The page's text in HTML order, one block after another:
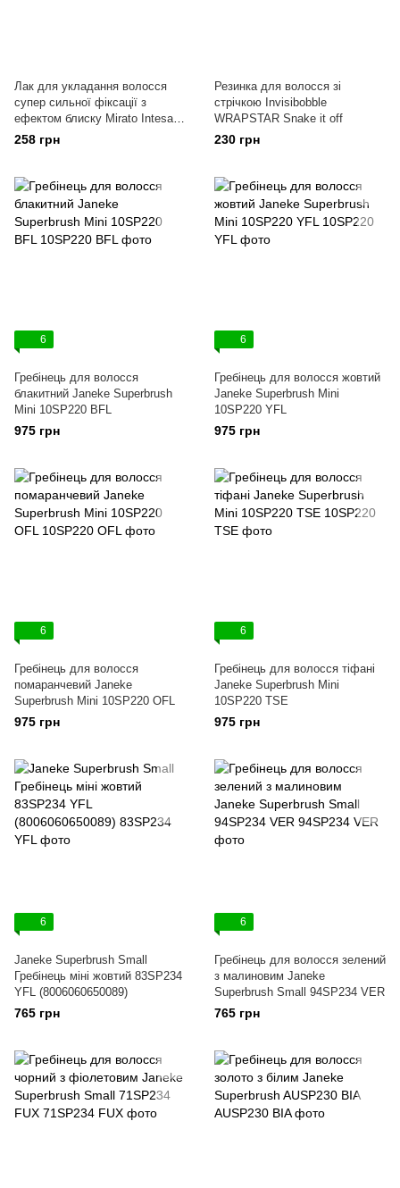
Лак для укладання волосся
супер сильної фіксації з
ефектом блиску Mirato Intesa
Styling Shiny Effect
258 грн
Резинка для волосся зі
стрічкою Invisibobble
WRAPSTAR Snake it off
230 грн
6
Гребінець для волосся
блакитний Janeke Superbrush
Mini 10SP220 ВFL
975 грн
6
Гребінець для волосся жовтий
Janeke Superbrush Mini
10SP220 YFL
975 грн
6
Гребінець для волосся
помаранчевий Janeke
Superbrush Mini 10SP220 ОFL
975 грн
6
Гребінець для волосся тіфані
Janeke Superbrush Mini
10SP220 TSE
975 грн
6
Janeke Superbrush Small
Гребінець міні жовтий 83SP234
YFL (8006060650089)
765 грн
6
Гребінець для волосся зелений
з малиновим Janeke
Superbrush Small 94SP234 VER
765 грн